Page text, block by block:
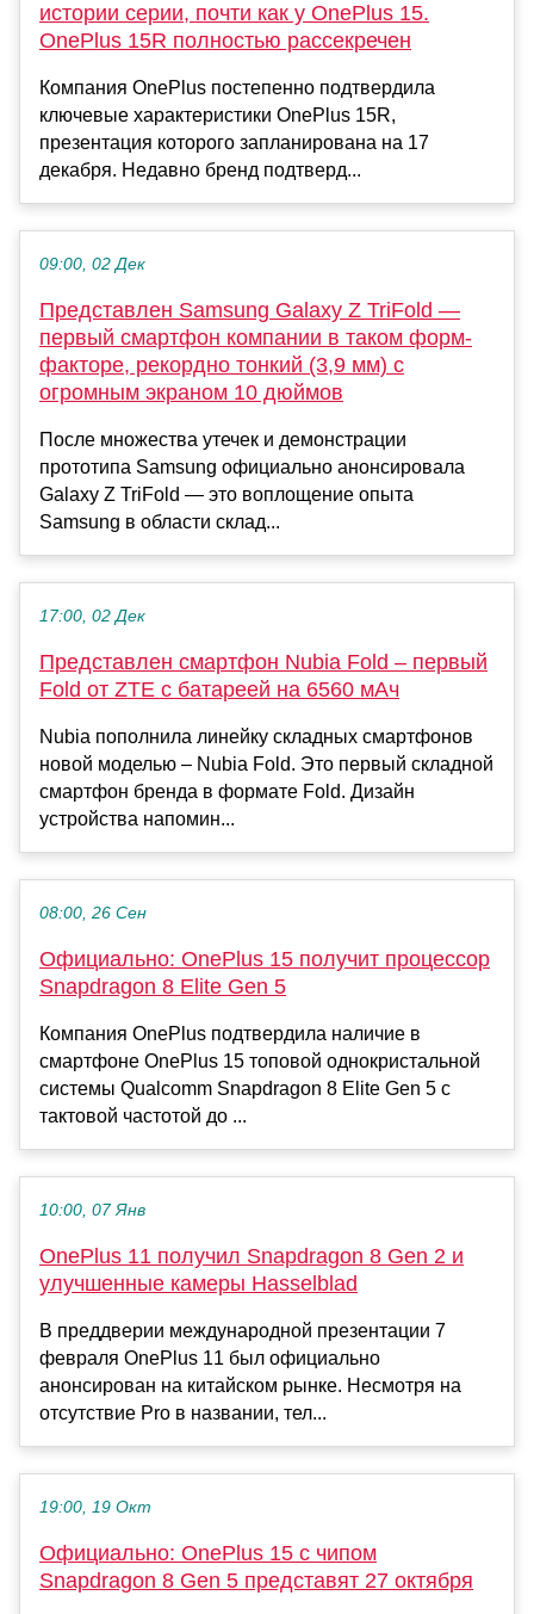
истории серии, почти как у OnePlus 15.
OnePlus 15R полностью рассекречен
Компания OnePlus постепенно подтвердила
ключевые характеристики OnePlus 15R,
презентация которого запланирована на 17
декабря. Недавно бренд подтверд...
09:00, 02 Дек
Представлен Samsung Galaxy Z TriFold —
первый смартфон компании в таком форм-
факторе, рекордно тонкий (3,9 мм) с
огромным экраном 10 дюймов
После множества утечек и демонстрации
прототипа Samsung официально анонсировала
Galaxy Z TriFold — это воплощение опыта
Samsung в области склад...
17:00, 02 Дек
Представлен смартфон Nubia Fold – первый
Fold от ZTE с батареей на 6560 мАч
Nubia пополнила линейку складных смартфонов
новой моделью – Nubia Fold. Это первый складной
смартфон бренда в формате Fold. Дизайн
устройства напомин...
08:00, 26 Сен
Официально: OnePlus 15 получит процессор
Snapdragon 8 Elite Gen 5
Компания OnePlus подтвердила наличие в
смартфоне OnePlus 15 топовой однокристальной
системы Qualcomm Snapdragon 8 Elite Gen 5 с
тактовой частотой до ...
10:00, 07 Янв
OnePlus 11 получил Snapdragon 8 Gen 2 и
улучшенные камеры Hasselblad
В преддверии международной презентации 7
февраля OnePlus 11 был официально
анонсирован на китайском рынке. Несмотря на
отсутствие Pro в названии, тел...
19:00, 19 Окт
Официально: OnePlus 15 с чипом
Snapdragon 8 Gen 5 представят 27 октября